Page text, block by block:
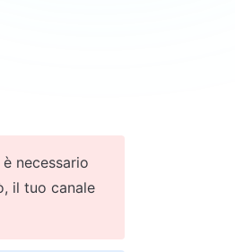
necessario
il tuo canale